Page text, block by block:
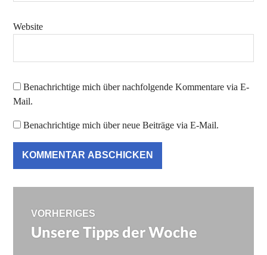
Website
Benachrichtige mich über nachfolgende Kommentare via E-
Mail.
Benachrichtige mich über neue Beiträge via E-Mail.
Beitragsnavigation
VORHERIGES
Vorheriger
Unsere Tipps der Woche